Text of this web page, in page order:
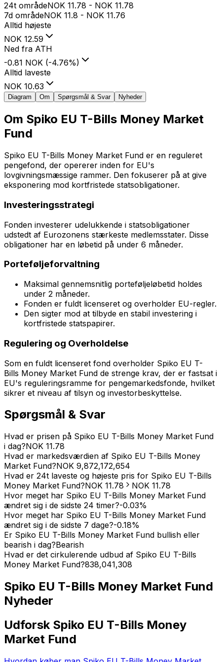
24t områdeNOK 11.78 - NOK 11.78
7d områdeNOK 11.8 - NOK 11.76
Alltid højeste
NOK 12.59
Ned fra ATH
-0.81 NOK (-4.76%)
Alltid laveste
NOK 10.63
Diagram Om Spørgsmål & Svar Nyheder
Om Spiko EU T-Bills Money Market
Fund
Spiko EU T-Bills Money Market Fund er en reguleret
pengefond, der opererer inden for EU's
lovgivningsmæssige rammer. Den fokuserer på at give
eksponering mod kortfristede statsobligationer.
Investeringsstrategi
Fonden investerer udelukkende i statsobligationer
udstedt af Eurozonens stærkeste medlemsstater. Disse
obligationer har en løbetid på under 6 måneder.
Porteføljeforvaltning
Maksimal gennemsnitlig porteføljeløbetid holdes
under 2 måneder.
Fonden er fuldt licenseret og overholder EU-regler.
Den sigter mod at tilbyde en stabil investering i
kortfristede statspapirer.
Regulering og Overholdelse
Som en fuldt licenseret fond overholder Spiko EU T-
Bills Money Market Fund de strenge krav, der er fastsat i
EU's reguleringsramme for pengemarkedsfonde, hvilket
sikrer et niveau af tilsyn og investorbeskyttelse.
Spørgsmål & Svar
Hvad er prisen på Spiko EU T-Bills Money Market Fund
i dag?NOK 11.78
Hvad er markedsværdien af Spiko EU T-Bills Money
Market Fund?NOK 9,872,172,654
Hvad er 24t laveste og højeste pris for Spiko EU T-Bills
Money Market Fund?NOK 11.78 NOK 11.78
Hvor meget har Spiko EU T-Bills Money Market Fund
ændret sig i de sidste 24 timer?-0.03%
Hvor meget har Spiko EU T-Bills Money Market Fund
ændret sig i de sidste 7 dage?-0.18%
Er Spiko EU T-Bills Money Market Fund bullish eller
bearish i dag?Bearish
Hvad er det cirkulerende udbud af Spiko EU T-Bills
Money Market Fund?838,041,308
Spiko EU T-Bills Money Market Fund
Nyheder
Udforsk Spiko EU T-Bills Money
Market Fund